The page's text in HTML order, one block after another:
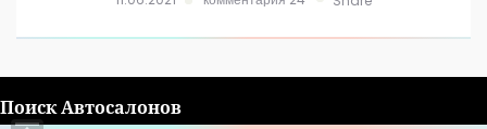
Поиск Автосалонов